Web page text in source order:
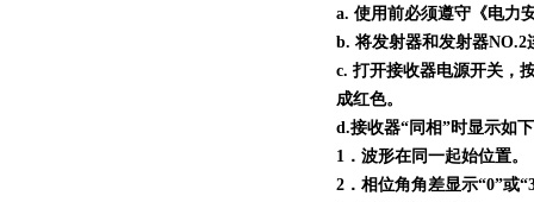
a. 使用前必须遵守《电力
b. 将发射器和发射器
c. 打开接收器电源开关，
成红色。
d.接收器“同相”时显示如
1．波形在同一起始位置。
2．相位角角差显示“0”或